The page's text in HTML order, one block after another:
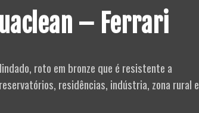
– Ferrari
roto em bronze que é resistente a
residências, indústria, zona rural e